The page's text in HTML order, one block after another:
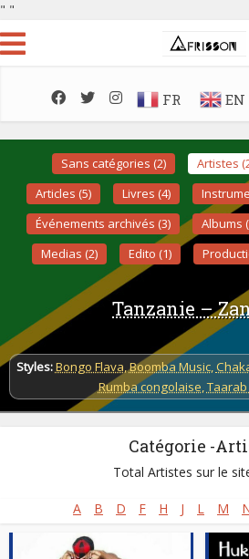
" "
FR EN
Sans catégories (2) Artistes
Articles (5)
Livres (4)
Événements archivés (3)
Albums
Medias (2)
Edito (1)
Tanzanie –
Styles:Bongo Flava,Boomba Music,
Rumba congolaise,
Catégorie -
Total Artistes sur le
A B D F H J L M